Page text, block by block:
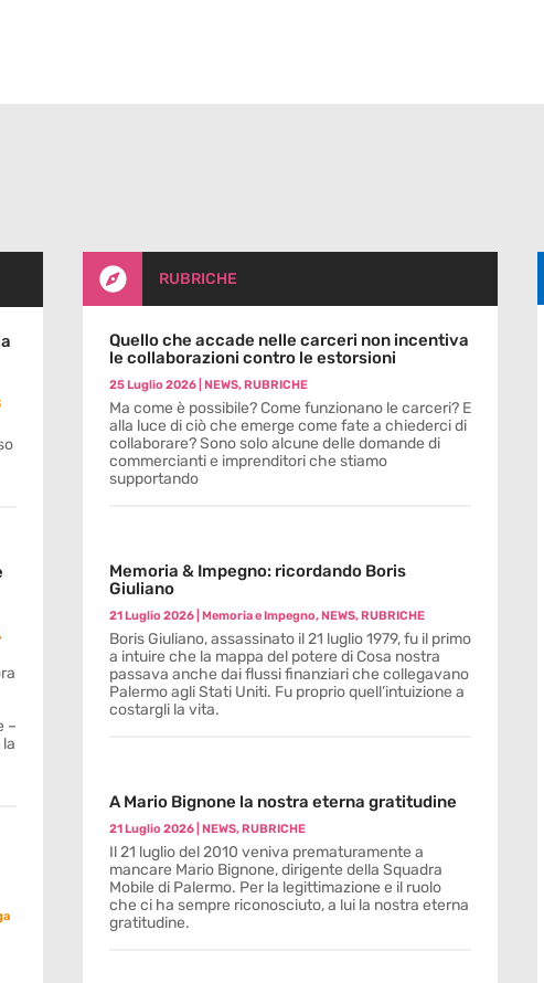
,
–
 RUBRICHE
Quello che accade nelle carceri non incentiva
le collaborazioni contro le estorsioni
25 Luglio 2026| NEWS,RUBRICHE
Ma come è possibile? Come funzionano le carceri? E
alla luce di ciò che emerge come fate a chiederci di
collaborare? Sono solo alcune delle domande di
commercianti e imprenditori che stiamo
supportando
Memoria & Impegno: ricordando Boris
Giuliano
21 Luglio 2026| Memoria e Impegno,NEWS,RUBRICHE
Boris Giuliano, assassinato il 21 luglio 1979, fu il primo
a intuire che la mappa del potere di Cosa nostra
passava anche dai flussi finanziari che collegavano
Palermo agli Stati Uniti. Fu proprio quell’intuizione a
costargli la vita.
A Mario Bignone la nostra eterna gratitudine
21 Luglio 2026| NEWS,RUBRICHE
Il 21 luglio del 2010 veniva prematuramente a
mancare Mario Bignone, dirigente della Squadra
Mobile di Palermo. Per la legittimazione e il ruolo
che ci ha sempre riconosciuto, a lui la nostra eterna
gratitudine.